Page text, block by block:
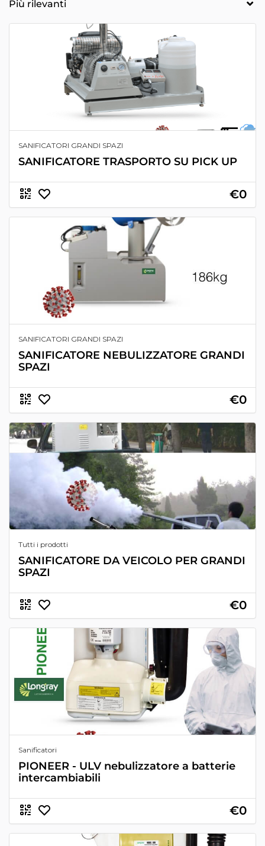
SANIFICATORI GRANDI SPAZI
SANIFICATORE TRASPORTO SU PICK UP
€0
SANIFICATORI GRANDI SPAZI
SANIFICATORE NEBULIZZATORE GRANDI
SPAZI
€0
Tutti i prodotti
SANIFICATORE DA VEICOLO PER GRANDI
SPAZI
€0
Sanificatori
PIONEER - ULV nebulizzatore a batterie
intercambiabili
€0